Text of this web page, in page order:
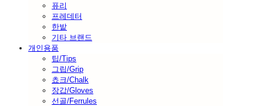
퓨리
프레데터
한밭
기타 브랜드
개인용품
팁/Tips
그립/Grip
쵸크/Chalk
장갑/Gloves
선골/Ferrules